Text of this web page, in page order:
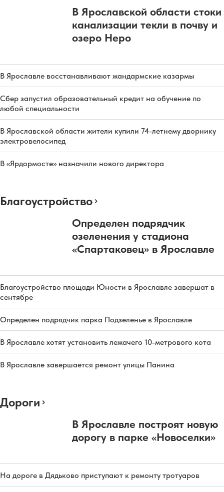
В Ярославской области стоки
канализации текли в почву и
озеро Неро
В Ярославле восстанавливают жандармские казармы
Сбер запустил образовательный кредит на обучение по
любой специальности
В Ярославской области жители купили 74-летнему дворнику
электровелосипед
В «Ярдормосте» назначили нового директора
Благоустройство
Определен подрядчик
озеленения у стадиона
«Спартаковец» в Ярославле
Благоустройство площади Юности в Ярославле завершат в
сентябре
Определен подрядчик парка Подзеленье в Ярославле
В Ярославле хотят установить лежачего 10-метрового кота
В Ярославле завершается ремонт улицы Панина
Дороги
В Ярославле построят новую
дорогу в парке «Новоселки»
На дороге в Дядьково приступают к ремонту тротуаров